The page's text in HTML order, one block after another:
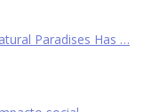
Paradises Has …